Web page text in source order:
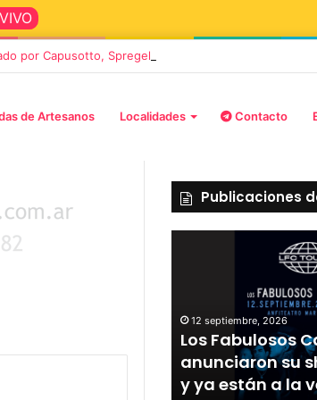
por Capusotto, Spregelburd y Stefani
de Artesanos Localidades Contacto
Publicaciones
encabezado por
12 septiembre, 2026
Los Fabulosos
anunciaron su
y ya están a la